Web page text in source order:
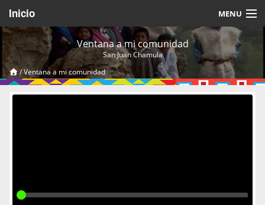
Inicio MENU
Acerca de
Videos Temáticos
Cerrar Sesión
Ventana a mi comunidad
San Juan Chamula
/Ventana a mi comunidad